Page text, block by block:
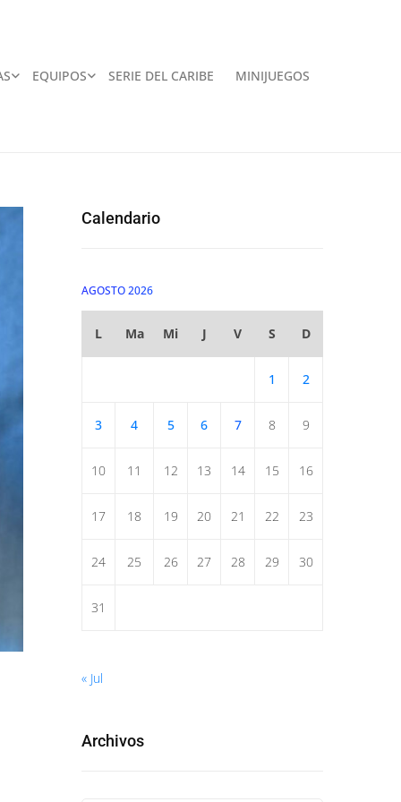
EQUIPOS SERIE DEL CARIBE MINIJUEGOS
Calendario
AGOSTO 2026
L Ma Mi J V S D
1 2
3 4 5 6 7 8 9
10 11 12 13 14 15 16
17 18 19 20 21 22 23
24 25 26 27 28 29 30
31
« Jul
Archivos